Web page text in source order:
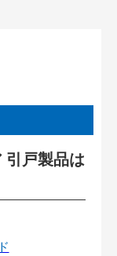
引戸製品は